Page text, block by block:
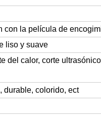
con la película de
liso y suave
del calor, corte
durable, colorido, ect